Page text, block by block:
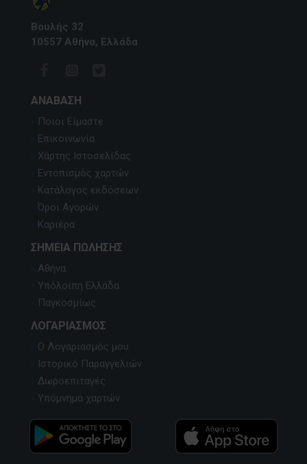
Βουλής 32
10557 Αθήνα, Ελλάδα
ΑΝΆΒΑΣΗ
Ποιοι Είμαστε
Επικοινωνία
Χάρτης Ιστοσελίδας
Εντοπισμός χαρτών
Κατάλογος εκδόσεων
Όροι Αγορών
Καριέρα
ΣΗΜΕΊΑ ΠΏΛΗΣΗΣ
Αθήνα
Υπόλοιπη Ελλάδα
Παγκοσμίως
ΛΟΓΑΡΙΑΣΜΌΣ
Ο Λογαριασμός μου
Ιστορικό Παραγγελιών
Δωροεπιταγές
Υπόμνημα χαρτών